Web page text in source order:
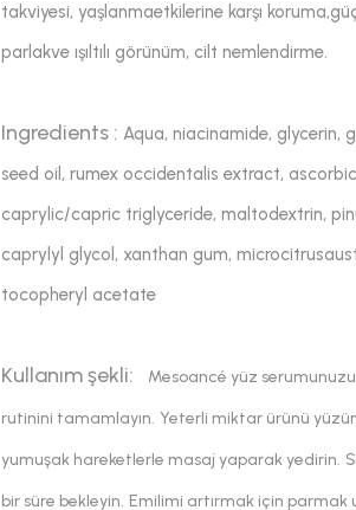
takviyesi, yaşlanmaetkilerine karşı
parlakve ışıltılı görünüm, cilt nemlendirme.
Ingredients : Aqua, niacinamide, glycerin,
seed oil, rumex occidentalis extract,
caprylic/capric triglyceride, maltodextrin,
caprylyl glycol, xanthan gum,
tocopheryl acetate
Kullanım şekli: Mesoancé yüz
rutinini tamamlayın. Yeterli miktar ürünü
yumuşak hareketlerle masaj yaparak yedirin.
bir süre bekleyin. Emilimi artırmak için parmak